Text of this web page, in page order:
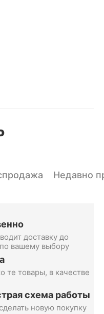
Недавно
доставку до
вашему выбору
те товары, в качестве
схема работы
новую покупку